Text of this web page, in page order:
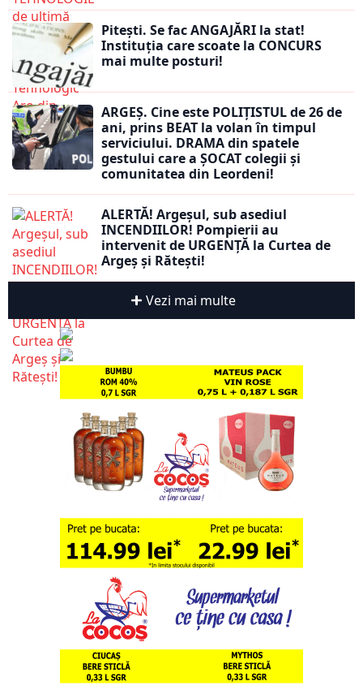
Pitești. Se fac ANGAJĂRI la stat!
Instituția care scoate la CONCURS
mai multe posturi!
ARGEȘ. Cine este POLIȚISTUL de 26 de
ani, prins BEAT la volan în timpul
serviciului. DRAMA din spatele
gestului care a ȘOCAT colegii și
comunitatea din Leordeni!
ALERTĂ! Argeșul, sub asediul
INCENDIILOR! Pompierii au
intervenit de URGENȚĂ la Curtea de
Argeș și Rătești!
Vezi mai multe